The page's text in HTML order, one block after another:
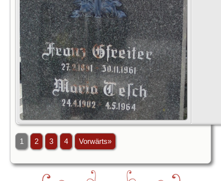
1 2 3 4 Vorwärts»